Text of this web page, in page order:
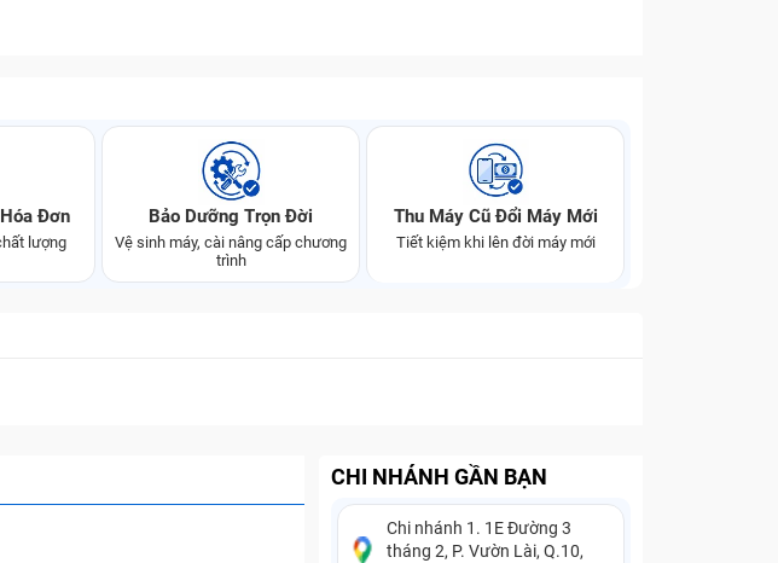
Đơn
lượng
Bảo Dưỡng Trọn Đời
Vệ sinh máy, cài nâng cấp chương
trình
Thu Máy Cũ Đổi Máy Mới
Tiết kiệm khi lên đời máy mới
CHI NHÁNH GẦN BẠN
Chi nhánh 1. 1E Đường 3
tháng 2, P. Vườn Lài, Q.10,